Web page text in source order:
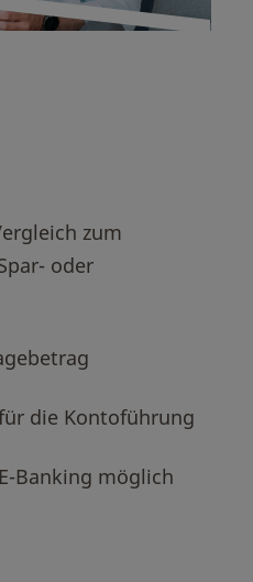
zum
oder
die Kontoführung
Banking möglich